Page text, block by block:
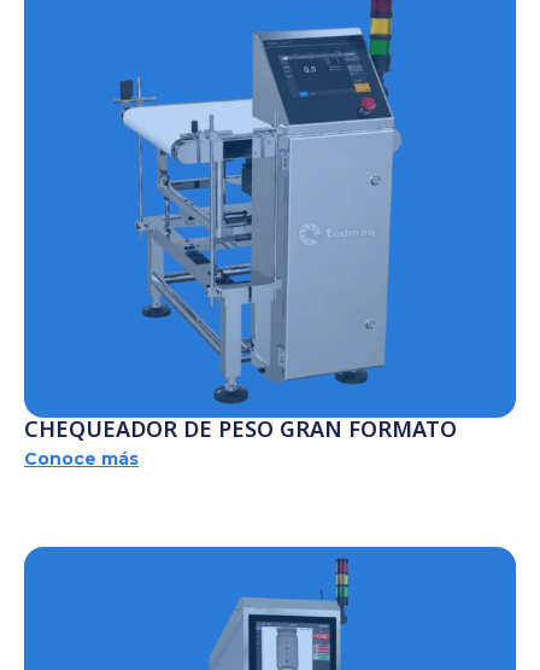
CHEQUEADOR DE PESO GRAN FORMATO
Conoce más